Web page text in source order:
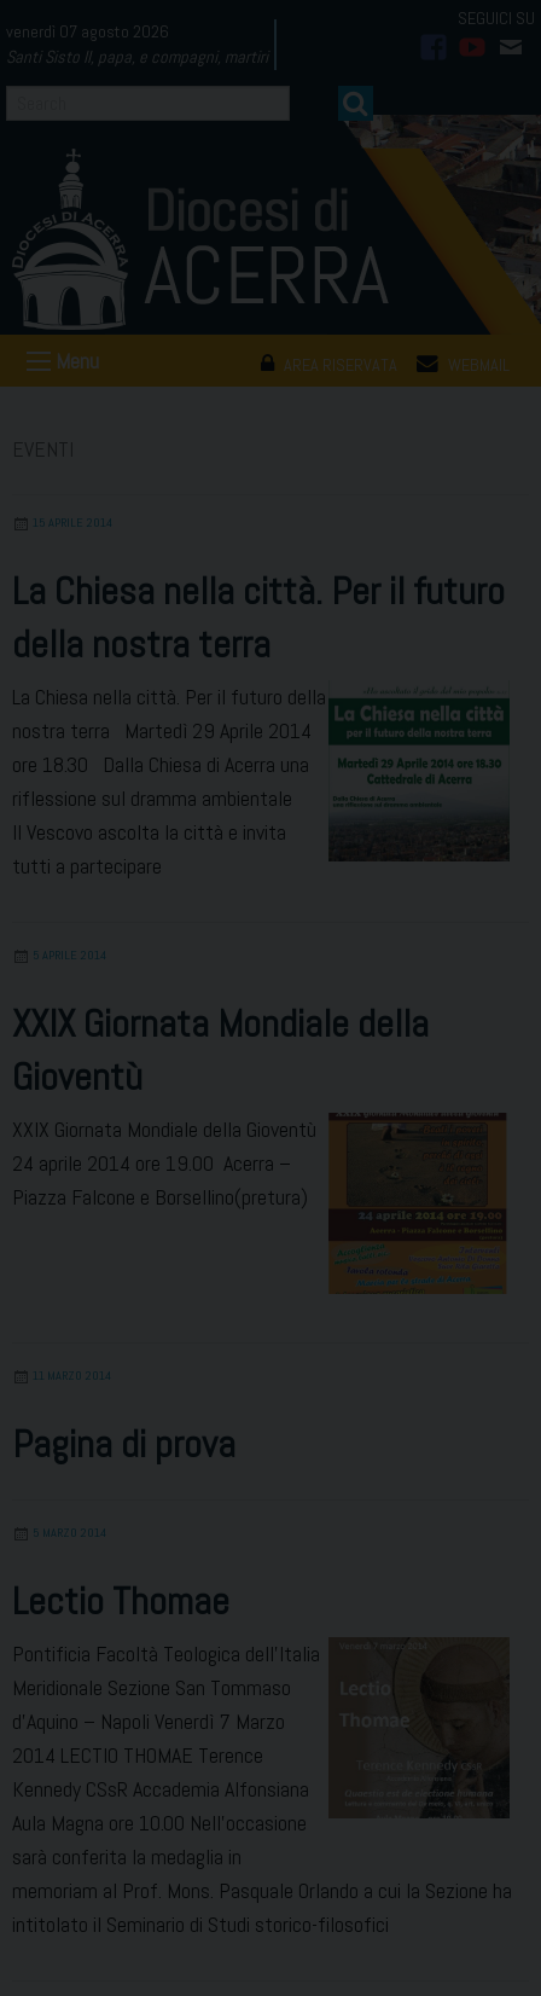
to
content
venerdì 07 agosto 2026
Santi Sisto II, papa, e compagni, martiri
AREA RISERVATA WEBMAIL
Menu
15 APRILE 2014
La Chiesa nella città. Per il futuro
della nostra terra
La Chiesa nella città. Per il futuro della
nostra terra Martedì 29 Aprile 2014
ore 18.30 Dalla Chiesa di Acerra una
riflessione sul dramma ambientale
Il Vescovo ascolta la città e invita
tutti a partecipare
5 APRILE 2014
XXIX Giornata Mondiale della
Gioventù
XXIX Giornata Mondiale della Gioventù
24 aprile 2014 ore 19.00 Acerra –
Piazza Falcone e Borsellino(pretura)
11 MARZO 2014
Pagina di prova
5 MARZO 2014
Lectio Thomae
Pontificia Facoltà Teologica dell’Italia
Meridionale Sezione San Tommaso
d’Aquino – Napoli Venerdì 7 Marzo
2014 LECTIO THOMAE Terence
Kennedy CSsR Accademia Alfonsiana
Aula Magna ore 10.00 Nell’occasione
sarà conferita la medaglia in
memoriam al Prof. Mons. Pasquale Orlando a cui la Sezione ha
intitolato il Seminario di Studi storico-filosofici